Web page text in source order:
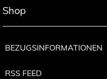
Shop
BEZUGSINFORMATIONEN
RSS FEED